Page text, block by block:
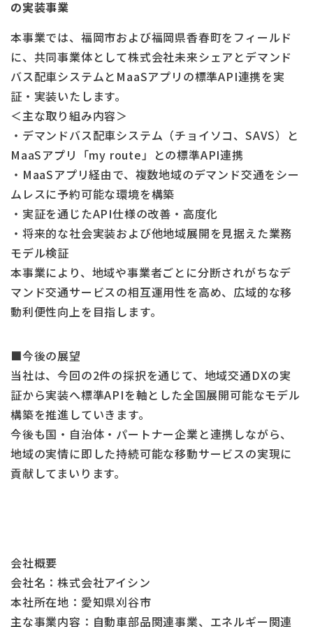
の実装事業
本事業では、福岡市および福岡県香春町をフィールド
に、共同事業体として株式会社未来シェアとデマンド
バス配車システムとMaaSアプリの標準API連携を実
証・実装いたします。
＜主な取り組み内容＞
・デマンドバス配車システム（チョイソコ、SAVS）と
MaaSアプリ「my route」との標準API連携
・MaaSアプリ経由で、複数地域のデマンド交通をシー
ムレスに予約可能な環境を構築
・実証を通じたAPI仕様の改善・高度化
・将来的な社会実装および他地域展開を見据えた業務
モデル検証
本事業により、地域や事業者ごとに分断されがちなデ
マンド交通サービスの相互運用性を高め、広域的な移
動利便性向上を目指します。
■今後の展望
当社は、今回の2件の採択を通じて、地域交通DXの実
証から実装へ標準APIを軸とした全国展開可能なモデル
構築を推進していきます。
今後も国・自治体・パートナー企業と連携しながら、
地域の実情に即した持続可能な移動サービスの実現に
貢献してまいります。
会社概要
会社名：株式会社アイシン
本社所在地：愛知県刈谷市
主な事業内容：自動車部品関連事業、エネルギー関連